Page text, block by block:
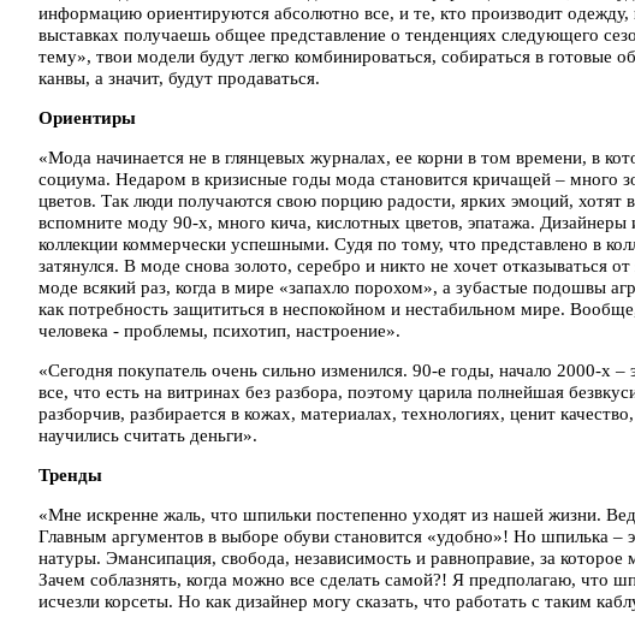
информацию ориентируются абсолютно все, и те, кто производит одежду,
выставках получаешь общее представление о тенденциях следующего
тему», твои модели будут легко комбинироваться, собираться в готовые
канвы, а значит, будут продаваться.
Ориентиры
«Мода начинается не в глянцевых журналах, ее корни в том времени, в
социума. Недаром в кризисные годы мода становится кричащей – много
цветов. Так люди получаются свою порцию радости, ярких эмоций, хотят
вспомните моду 90-х, много кича, кислотных цветов, эпатажа.
коллекции коммерчески успешными. Судя по тому, что представлено в
затянулся. В моде снова золото, серебро и никто не хочет отказываться
моде всякий раз, когда в мире «запахло порохом», а зубастые подошвы
как потребность защититься в неспокойном и нестабильном мире.
человека - проблемы, психотип, настроение».
«Сегодня покупатель очень сильно изменился. 90-е годы, начало 2000-х
все, что есть на витринах без разбора, поэтому царила полнейшая
разборчив, разбирается в кожах, материалах, технологиях, ценит
научились считать деньги».
Тренды
«Мне искренне жаль, что шпильки постепенно уходят из нашей жизни.
Главным аргументов в выборе обуви становится «удобно»! Но шпилька –
натуры. Эмансипация, свобода, независимость и равноправие, за
Зачем соблазнять, когда можно все сделать самой?! Я предполагаю, что
исчезли корсеты. Но как дизайнер могу сказать, что работать с таким